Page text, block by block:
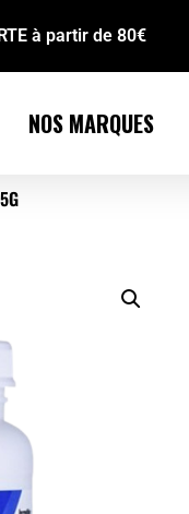
à partir de 80€
NOS MARQUES